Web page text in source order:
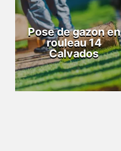
Pose de gazon en
rouleau 14
Calvados